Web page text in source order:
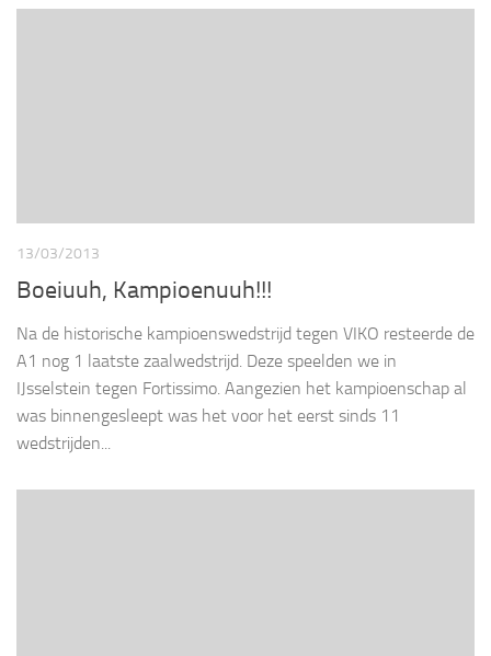
13/03/2013
Boeiuuh, Kampioenuuh!!!
Na de historische kampioenswedstrijd tegen VIKO resteerde de
A1 nog 1 laatste zaalwedstrijd. Deze speelden we in
IJsselstein tegen Fortissimo. Aangezien het kampioenschap al
was binnengesleept was het voor het eerst sinds 11
wedstrijden...